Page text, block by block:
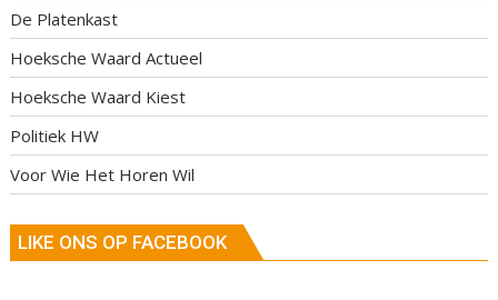
De Platenkast
Hoeksche Waard Actueel
Hoeksche Waard Kiest
Politiek HW
Voor Wie Het Horen Wil
LIKE ONS OP FACEBOOK